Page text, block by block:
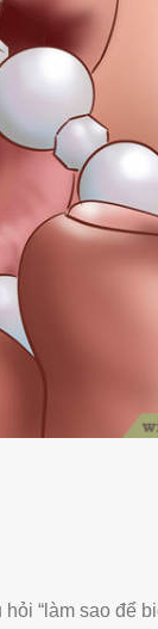
“làm sao để